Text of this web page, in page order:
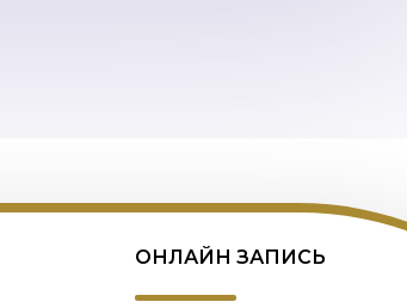
ОНЛАЙН ЗАПИСЬ